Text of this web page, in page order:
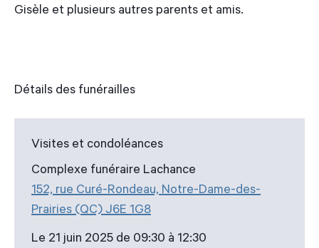
Gisèle et plusieurs autres parents et amis.
Détails des funérailles
Visites et condoléances
Complexe funéraire Lachance
152, rue Curé-Rondeau, Notre-Dame-des-
Prairies (QC) J6E 1G8
Le 21 juin 2025 de 09:30 à 12:30